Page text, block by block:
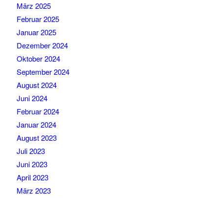
März 2025
Februar 2025
Januar 2025
Dezember 2024
Oktober 2024
September 2024
August 2024
Juni 2024
Februar 2024
Januar 2024
August 2023
Juli 2023
Juni 2023
April 2023
März 2023